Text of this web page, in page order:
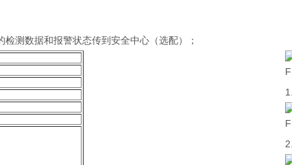
测数据和报警状态传到安全中心（选配）；